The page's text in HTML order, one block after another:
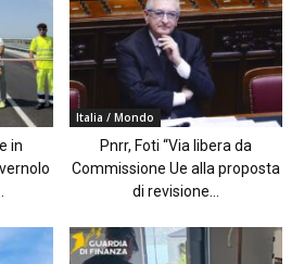
in
Italia / Mondo
Pnrr, Foti “Via libera da
Commissione Ue alla proposta
di revisione...